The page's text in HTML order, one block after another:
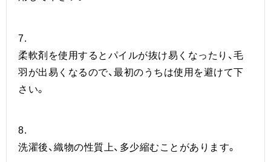
7.
柔軟剤を使用するとパイルが抜け易くなったり、毛
羽が出易くなるので、最初のうちは使用を避けて下
さい。
8.
洗濯後、織物の性質上、多少縮むことがあります。